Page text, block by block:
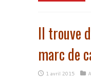
Il trouve
marc de
1 avril 2015